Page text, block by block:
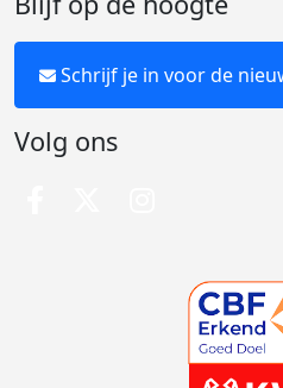
Schrijf je in voor de
Volg ons